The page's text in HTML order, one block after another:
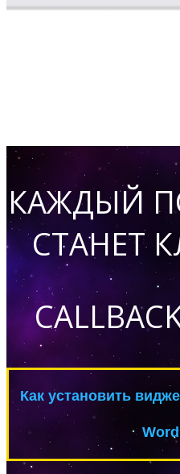
КАЖДЫЙ
СТАНЕТ
Как установить